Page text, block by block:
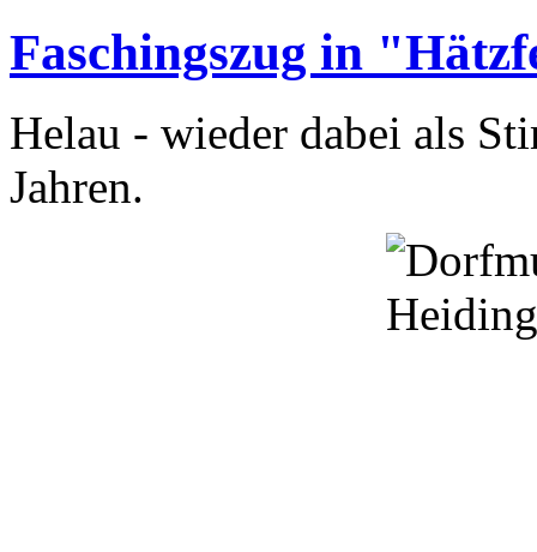
Faschingszug in
Helau - wieder dabei als
Jahren.